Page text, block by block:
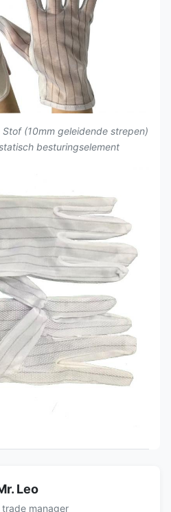
Stof (10mm geleidende strepen)
besturingselement
Leo
trade manager